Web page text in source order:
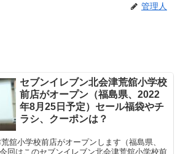
管理人
セブンイレブン北会津荒舘小学校
前店がオープン（福島県、2022
年8月25日予定）セール福袋やチ
ラシ、クーポンは？
舘小学校前店がオープンします（福島県、
回はこのセブンイレブン北会津荒舘小学校前